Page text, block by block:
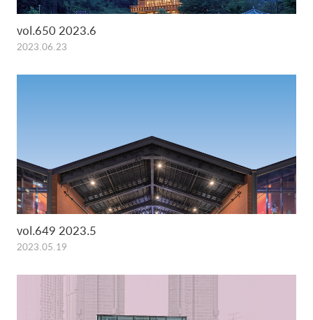
vol.650 2023.6
2023.06.23
vol.649 2023.5
2023.05.19